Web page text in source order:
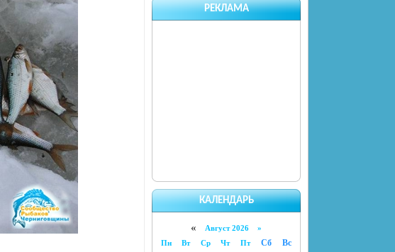
РЕКЛАМА
КАЛЕНДАРЬ
« Август 2026 »
Пн
Вт Ср Чт Пт Сб Вс